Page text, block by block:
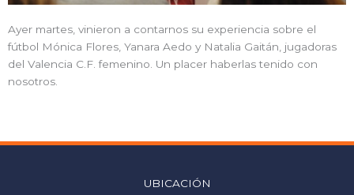
Ayer martes, vinieron a contarnos su experiencia sobre el
fútbol Mónica Flores, Yanara Aedo y Natalia Gaitán, jugadoras
del Valencia C.F. femenino. Un placer haberlas tenido con
nosotros.
UBICACIÓN